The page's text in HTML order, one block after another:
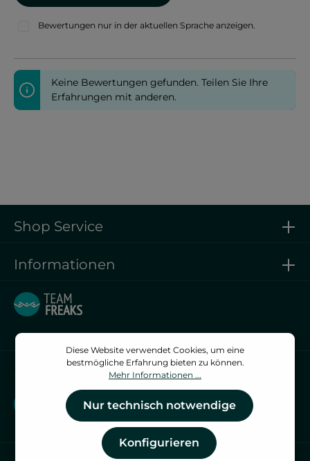
Bewertungen nur in der aktuellen Sprache anzeigen.
Keine Bewertungen gefunden. Teilen Sie Ihre
Erfahrungen mit anderen.
Vertrag widerrufen
Vertrag widerrufen
Shop Service
Informationen
Diese Website verwendet Cookies, um eine
bestmögliche Erfahrung bieten zu können.
Mehr Informationen ...
Nur technisch notwendige
Konfigurieren